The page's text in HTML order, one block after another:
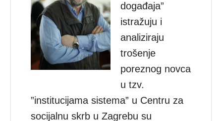
događaja”
istražuju i
analiziraju
trošenje
poreznog novca
u tzv.
”institucijama sistema” u Centru za
socijalnu skrb u Zagrebu su